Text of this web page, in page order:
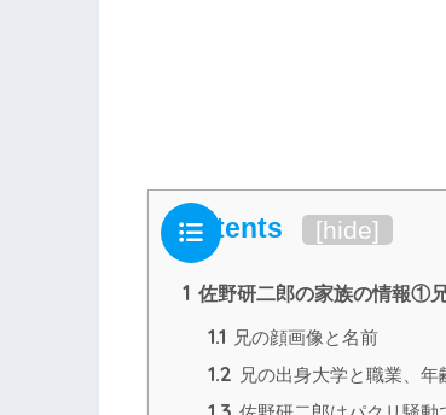
Contents [hide]
1 佐野研二郎の家族の情報①
1.1 兄の顔画像と名前
1.2 兄の出身大学と職業、年